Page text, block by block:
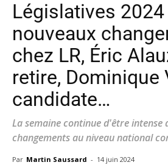
Législatives 2024
nouveaux
chez LR, Éric
retire, Dominique
candidate…
La semaine continue d'être intense
changements au niveau national
Par Martin Saussard - 14 juin 2024